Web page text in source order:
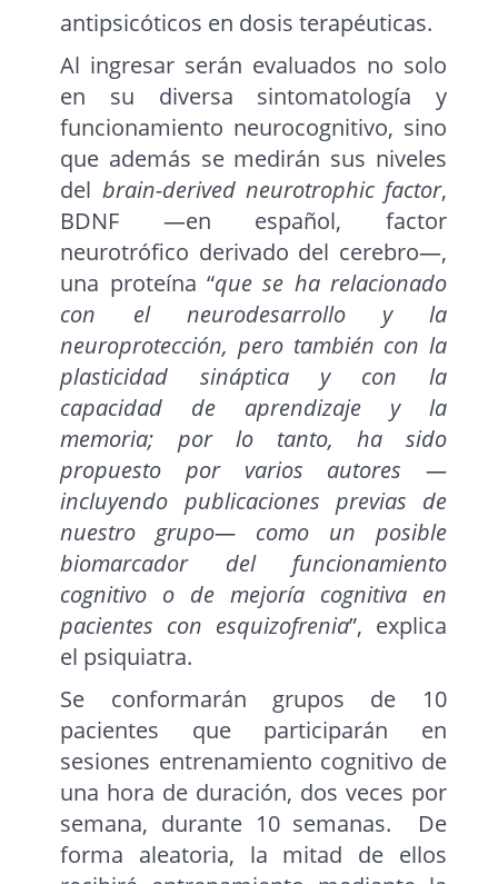
antipsicóticos en dosis terapéuticas.
Al ingresar serán evaluados no solo
en su diversa sintomatología y
funcionamiento neurocognitivo, sino
que además se medirán sus niveles
del brain-derived neurotrophic factor,
BDNF —en español, factor
neurotrófico derivado del cerebro—,
una proteína “que se ha relacionado
con el neurodesarrollo y la
neuroprotección, pero también con la
plasticidad sináptica y con la
capacidad de aprendizaje y la
memoria; por lo tanto, ha sido
propuesto por varios autores —
incluyendo publicaciones previas de
nuestro grupo— como un posible
biomarcador del funcionamiento
cognitivo o de mejoría cognitiva en
pacientes con esquizofrenia”, explica
el psiquiatra.
Se conformarán grupos de 10
pacientes que participarán en
sesiones entrenamiento cognitivo de
una hora de duración, dos veces por
semana, durante 10 semanas. De
forma aleatoria, la mitad de ellos